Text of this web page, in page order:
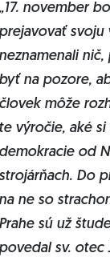
17. november
prejavovať svoju
neznamenali
byť na pozore,
človek môže
te výročie, aké
demokracie od
strojárňach. Do
na ne so
Prahe sú už
povedal sv. otec